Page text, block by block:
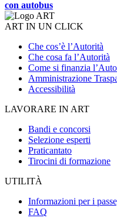
con autobus
ART IN UN CLICK
Che cos’è l’Autorità
Che cosa fa l’Autorità
Come si finanzia
Amministrazione
Accessibilità
LAVORARE IN ART
Bandi e concorsi
Selezione esperti
Praticantato
Tirocini di formazione
UTILITÀ
Informazioni per i
FAQ